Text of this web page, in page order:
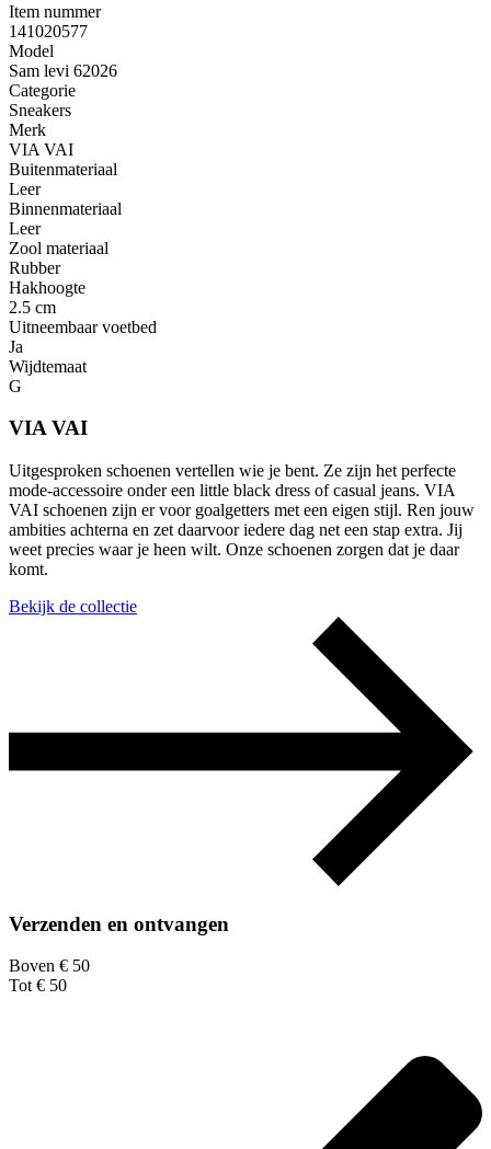
Item nummer
141020577
Model
Sam levi 62026
Categorie
Sneakers
Merk
VIA VAI
Buitenmateriaal
Leer
Binnenmateriaal
Leer
Zool materiaal
Rubber
Hakhoogte
2.5 cm
Uitneembaar voetbed
Ja
Wijdtemaat
G
VIA VAI
Uitgesproken schoenen vertellen wie je bent. Ze zijn het perfecte
mode-accessoire onder een little black dress of casual jeans. VIA
VAI schoenen zijn er voor goalgetters met een eigen stijl. Ren jouw
ambities achterna en zet daarvoor iedere dag net een stap extra. Jij
weet precies waar je heen wilt. Onze schoenen zorgen dat je daar
komt.
Bekijk de collectie
Verzenden en ontvangen
Boven € 50
Tot € 50